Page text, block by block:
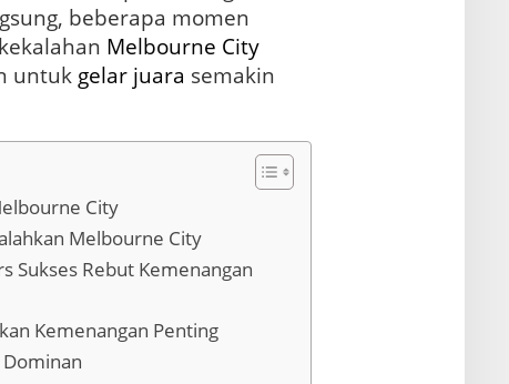
beberapa momen
Melbourne City
untuk gelar juara semakin
City
Melbourne City
Sukses Rebut Kemenangan
Kemenangan Penting